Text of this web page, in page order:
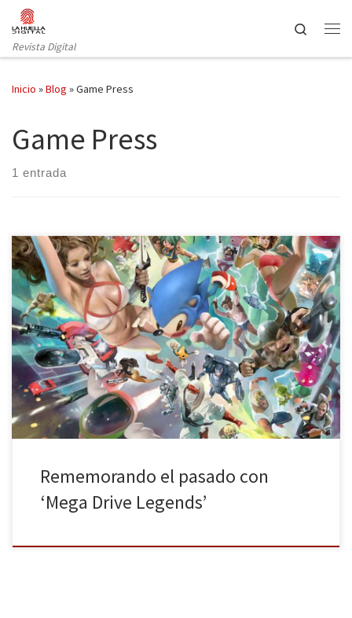
Saltar al contenido
Revista Digital
Search
Inicio »Blog »Game Press
Game Press
1 entrada
Corría el año 1988 cuando se produjo en Japón un gran hito en la
historia de los videojuegos. Sega había lanzado al mercado nipón
la primera consola de 16 bits, Mega Drive, de una calidad tan
asombrosa que llegó a ser capaz de plantarle cara a la hasta
entonces imbatible […]
Rememorando el pasado con
‘Mega Drive Legends’